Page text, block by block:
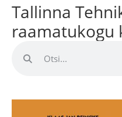
Tallinna
raamatukogu